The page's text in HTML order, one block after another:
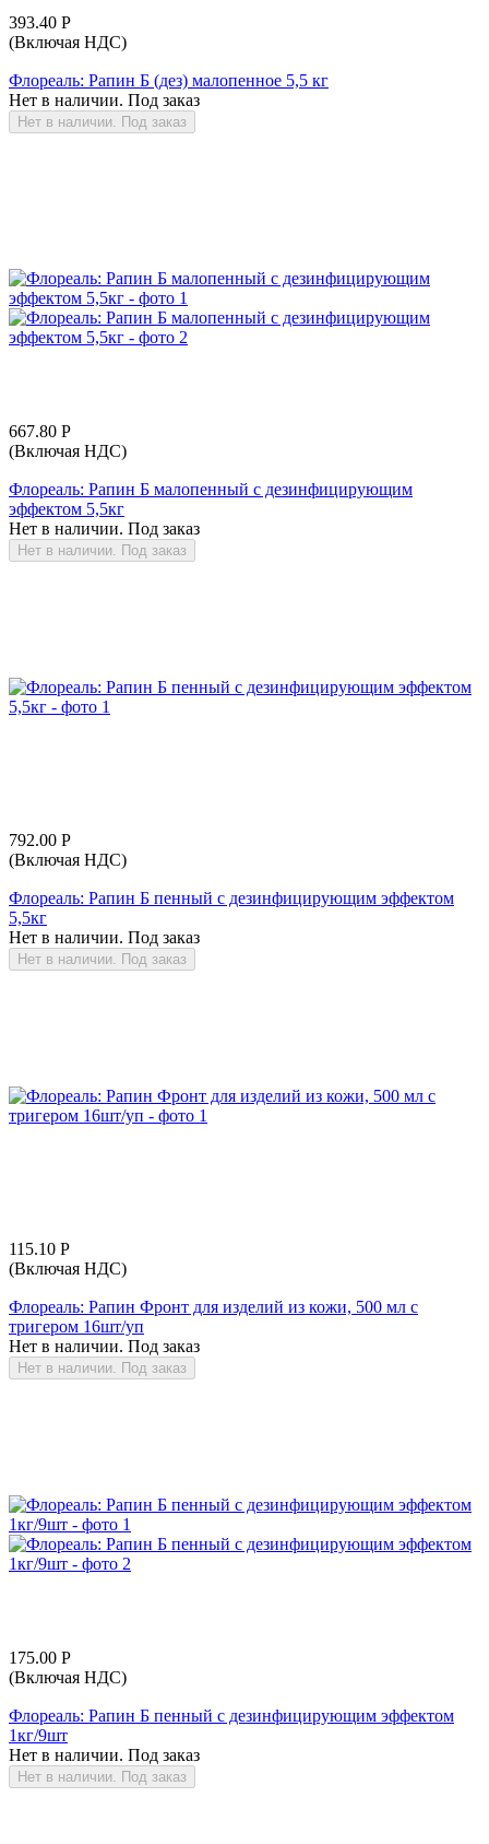
393.40 Р
(Включая НДС)
Флореаль: Рапин Б (дез) малопенное 5,5 кг
Нет в наличии. Под заказ
Нет в наличии. Под заказ
667.80 Р
(Включая НДС)
Флореаль: Рапин Б малопенный с дезинфицирующим
эффектом 5,5кг
Нет в наличии. Под заказ
Нет в наличии. Под заказ
792.00 Р
(Включая НДС)
Флореаль: Рапин Б пенный с дезинфицирующим эффектом
5,5кг
Нет в наличии. Под заказ
Нет в наличии. Под заказ
115.10 Р
(Включая НДС)
Флореаль: Рапин Фронт для изделий из кожи, 500 мл с
тригером 16шт/уп
Нет в наличии. Под заказ
Нет в наличии. Под заказ
175.00 Р
(Включая НДС)
Флореаль: Рапин Б пенный с дезинфицирующим эффектом
1кг/9шт
Нет в наличии. Под заказ
Нет в наличии. Под заказ